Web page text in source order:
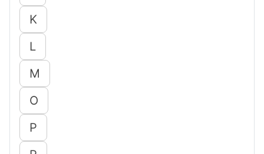
K
L
M
O
P